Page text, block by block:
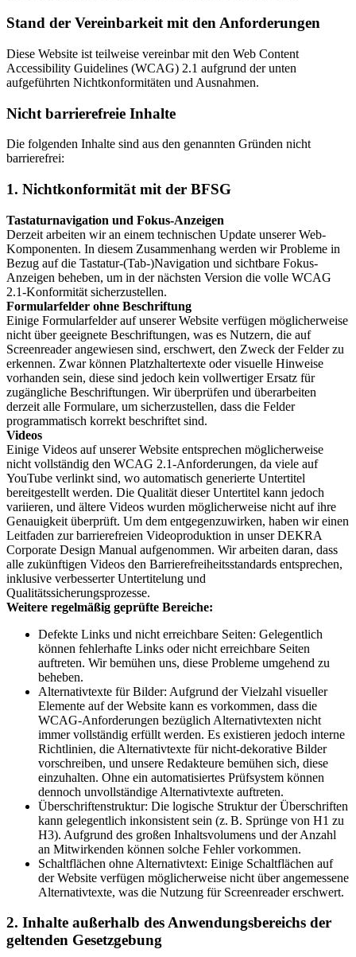
Stand der Vereinbarkeit mit den Anforderungen
Diese Website ist teilweise vereinbar mit den Web Content
Accessibility Guidelines (WCAG) 2.1 aufgrund der unten
aufgeführten Nichtkonformitäten und Ausnahmen.
Nicht barrierefreie Inhalte
Die folgenden Inhalte sind aus den genannten Gründen nicht
barrierefrei:
1. Nichtkonformität mit der BFSG
Tastaturnavigation und Fokus-Anzeigen
Derzeit arbeiten wir an einem technischen Update unserer Web-
Komponenten. In diesem Zusammenhang werden wir Probleme in
Bezug auf die Tastatur-(Tab-)Navigation und sichtbare Fokus-
Anzeigen beheben, um in der nächsten Version die volle WCAG
2.1-Konformität sicherzustellen.
Formularfelder ohne Beschriftung
Einige Formularfelder auf unserer Website verfügen möglicherweise
nicht über geeignete Beschriftungen, was es Nutzern, die auf
Screenreader angewiesen sind, erschwert, den Zweck der Felder zu
erkennen. Zwar können Platzhaltertexte oder visuelle Hinweise
vorhanden sein, diese sind jedoch kein vollwertiger Ersatz für
zugängliche Beschriftungen. Wir überprüfen und überarbeiten
derzeit alle Formulare, um sicherzustellen, dass die Felder
programmatisch korrekt beschriftet sind.
Videos
Einige Videos auf unserer Website entsprechen möglicherweise
nicht vollständig den WCAG 2.1-Anforderungen, da viele auf
YouTube verlinkt sind, wo automatisch generierte Untertitel
bereitgestellt werden. Die Qualität dieser Untertitel kann jedoch
variieren, und ältere Videos wurden möglicherweise nicht auf ihre
Genauigkeit überprüft. Um dem entgegenzuwirken, haben wir einen
Leitfaden zur barrierefreien Videoproduktion in unser DEKRA
Corporate Design Manual aufgenommen. Wir arbeiten daran, dass
alle zukünftigen Videos den Barrierefreiheitsstandards entsprechen,
inklusive verbesserter Untertitelung und
Qualitätssicherungsprozesse.
Weitere regelmäßig geprüfte Bereiche:
Defekte Links und nicht erreichbare Seiten: Gelegentlich
können fehlerhafte Links oder nicht erreichbare Seiten
auftreten. Wir bemühen uns, diese Probleme umgehend zu
beheben.
Alternativtexte für Bilder: Aufgrund der Vielzahl visueller
Elemente auf der Website kann es vorkommen, dass die
WCAG-Anforderungen bezüglich Alternativtexten nicht
immer vollständig erfüllt werden. Es existieren jedoch interne
Richtlinien, die Alternativtexte für nicht-dekorative Bilder
vorschreiben, und unsere Redakteure bemühen sich, diese
einzuhalten. Ohne ein automatisiertes Prüfsystem können
dennoch unvollständige Alternativtexte auftreten.
Überschriftenstruktur: Die logische Struktur der Überschriften
kann gelegentlich inkonsistent sein (z. B. Sprünge von H1 zu
H3). Aufgrund des großen Inhaltsvolumens und der Anzahl
an Mitwirkenden können solche Fehler vorkommen.
Schaltflächen ohne Alternativtext: Einige Schaltflächen auf
der Website verfügen möglicherweise nicht über angemessene
Alternativtexte, was die Nutzung für Screenreader erschwert.
2. Inhalte außerhalb des Anwendungsbereichs der
geltenden Gesetzgebung